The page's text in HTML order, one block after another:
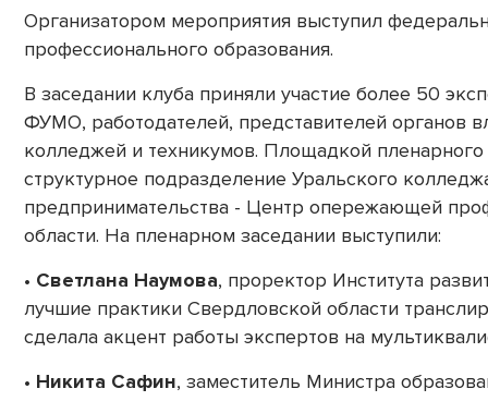
Организатором мероприятия выступил
профессионального образования.
В заседании клуба приняли участие более 50
ФУМО, работодателей, представителей органов
колледжей и техникумов. Площадкой пленарного
структурное подразделение Уральского
предпринимательства - Центр опережающей
области. На пленарном заседании выступили:
• Светлана Наумова, проректор Института
лучшие практики Свердловской области
сделала акцент работы экспертов на
• Никита Сафин, заместитель Министра